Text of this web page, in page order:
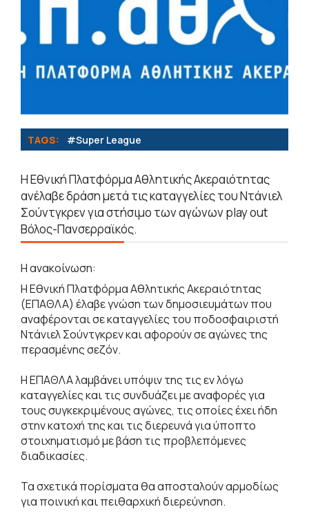
TAGS: #Super League
Η Εθνική Πλατφόρμα Αθλητικής Ακεραιότητας
ανέλαβε δράση μετά τις καταγγελίες του Ντάνιελ
Σούντγκρεν για στήσιμο των αγώνων play out
Βόλος-Πανσερραϊκός.
Η ανακοίνωση:
Η Εθνική Πλατφόρμα Αθλητικής Ακεραιότητας
(ΕΠΑΘΛΑ) έλαβε γνώση των δημοσιευμάτων που
αναφέρονται σε καταγγελίες του ποδοσφαιριστή
Ντάνιελ Σούντγκρεν και αφορούν σε αγώνες της
περασμένης σεζόν.
Η ΕΠΑΘΛΑ λαμβάνει υπόψιν της τις εν λόγω
καταγγελίες και τις συνδυάζει με αναφορές για
τους συγκεκριμένους αγώνες, τις οποίες έχει ήδη
στην κατοχή της και τις διερευνά για ύποπτο
στοιχηματισμό με βάση τις προβλεπόμενες
διαδικασίες.
Τα σχετικά πορίσματα θα αποσταλούν αρμοδίως
για ποινική και πειθαρχική διερεύνηση.